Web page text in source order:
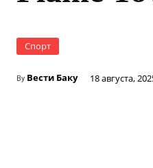
Спорт
By Вести Баку 18 августа,